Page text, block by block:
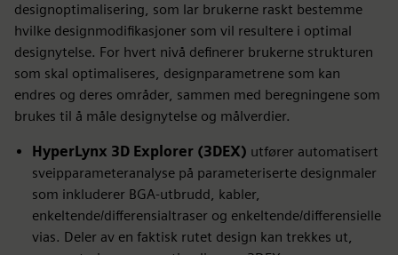
designoptimalisering, som lar brukerne raskt bestemme
hvilke designmodifikasjoner som vil resultere i optimal
designytelse. For hvert nivå definerer brukerne strukturen
som skal optimaliseres, designparametrene som kan
endres og deres områder, sammen med beregningene som
brukes til å måle designytelse og målverdier.
HyperLynx 3D Explorer (3DEX) utfører automatisert
sveipparameteranalyse på parameteriserte designmaler
som inkluderer BGA-utbrudd, kabler,
enkeltende/differensialtraser og enkeltende/differensielle
vias. Deler av en faktisk rutet design kan trekkes ut,